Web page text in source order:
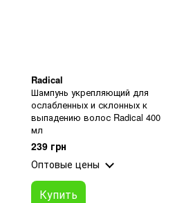
Radical
Шампунь укрепляющий для
ослабленных и склонных к
выпадению волос Radical 400
мл
239 грн
Оптовые цены
Купить